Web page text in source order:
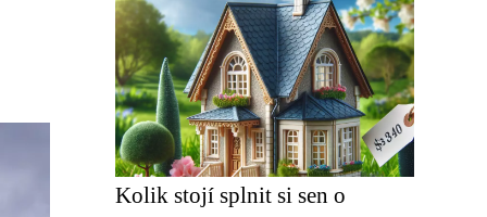
Kolik stojí splnit si sen o